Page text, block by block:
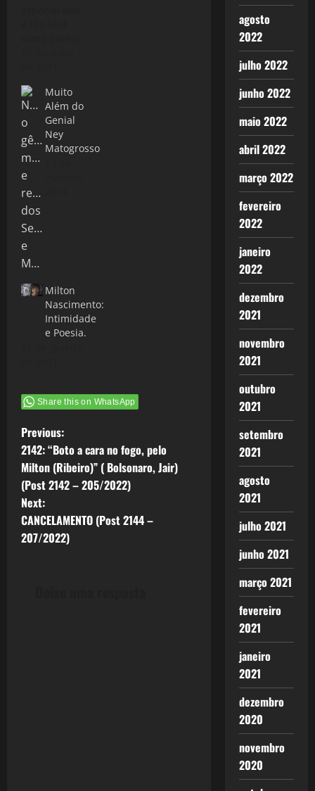
contato mais
próximo,
mais difícil
quando esta
pessoa é um
ídolo, que
você conhece
e admira pela
TV, ler nos
jornais e
revistas e de
repente ele
aparece em
do Twitter,…
Muito
Além do
Genial
Ney
Matogrosso
Milton
Nascimento:
Intimidade
e Poesia.
Share this on WhatsApp
P
o
s
t
Previous:
2142: “Boto a cara no fogo, pelo
Milton (Ribeiro)” ( Bolsonaro, Jair)
(Post 2142 – 205/2022)
Next:
CANCELAMENTO (Post 2144 –
207/2022)
agosto
2022
julho 2022
junho 2022
maio 2022
abril 2022
março 2022
fevereiro
2022
janeiro
2022
dezembro
2021
novembro
2021
outubro
2021
setembro
2021
agosto
2021
julho 2021
junho 2021
março 2021
fevereiro
2021
janeiro
2021
dezembro
2020
novembro
2020